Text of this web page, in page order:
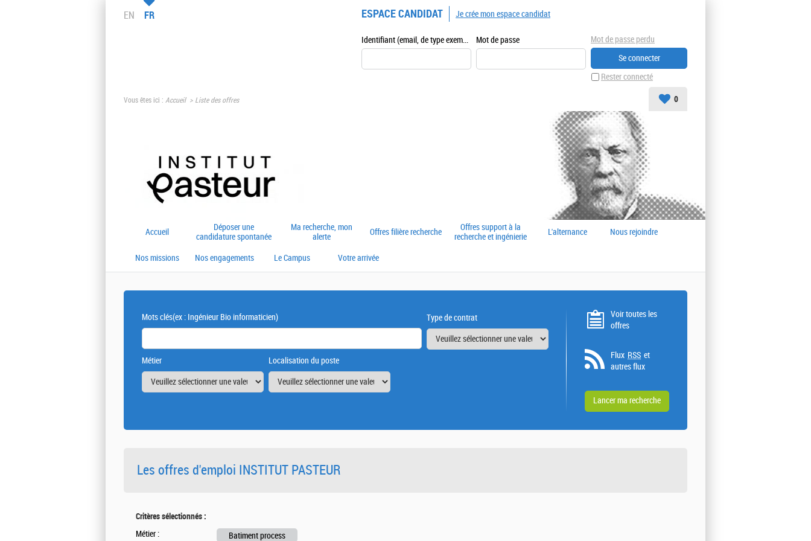
EN FR ESPACE CANDIDAT
Identifiant (email, de type exemple@exemple.fr) Mot de passe
Rester connecté
Mot de passe perdu
Je crée mon espace candidat
Vous êtes ici : Accueil Liste des offres 0
Accueil
Déposer une
candidature spontanée
Ma recherche, mon
alerte
Offres filière recherche
Offres support à la
recherche et ingénierie
L'alternance Nous rejoindre
Nos missions Nos engagements Le Campus Votre arrivée
Mots clés(ex : Ingénieur Bio informaticien) Type de contrat
Métier Localisation du poste
Voir toutes les
offres
Flux RSS et
autres flux
Les offres d'emploi INSTITUT PASTEUR
Critères sélectionnés :
Métier : Batiment process